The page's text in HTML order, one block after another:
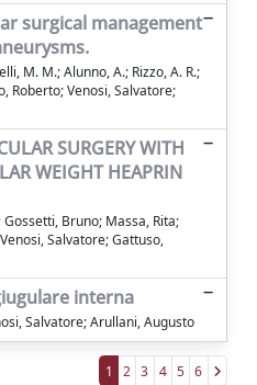
surgical management
M. M.; Alunno, A.; Rizzo, A. R.;
Roberto; Venosi, Salvatore;
SURGERY WITH
WEIGHT HEAPRIN
Gossetti, Bruno; Massa, Rita;
Salvatore; Gattuso,
interna
Salvatore; Arullani, Augusto
1 2 3 4 5 6